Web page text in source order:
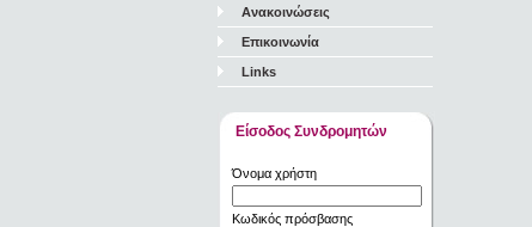
Ανακοινώσεις
Επικοινωνία
Links
Είσοδος Συνδρομητών
Όνομα χρήστη
Κωδικός πρόσβασης